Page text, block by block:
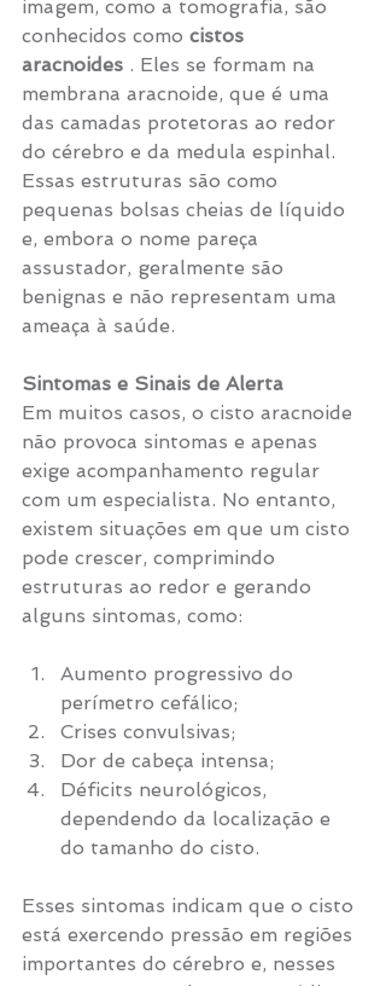
imagem, como a tomografia, são
conhecidos como cistos
aracnoides . Eles se formam na
membrana aracnoide, que é uma
das camadas protetoras ao redor
do cérebro e da medula espinhal.
Essas estruturas são como
pequenas bolsas cheias de líquido
e, embora o nome pareça
assustador, geralmente são
benignas e não representam uma
ameaça à saúde.
Sintomas e Sinais de Alerta
Em muitos casos, o cisto aracnoide
não provoca sintomas e apenas
exige acompanhamento regular
com um especialista. No entanto,
existem situações em que um cisto
pode crescer, comprimindo
estruturas ao redor e gerando
alguns sintomas, como:
Aumento progressivo do
perímetro cefálico;
Crises convulsivas;
Dor de cabeça intensa;
Déficits neurológicos,
dependendo da localização e
do tamanho do cisto.
Esses sintomas indicam que o cisto
está exercendo pressão em regiões
importantes do cérebro e, nesses